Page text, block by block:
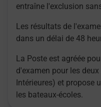
entraîne l'exclusion
Les résultats de
dans un délai de 48
La Poste est agréée
d'examen pour les
Intérieures) et propose
les bateaux-écoles.